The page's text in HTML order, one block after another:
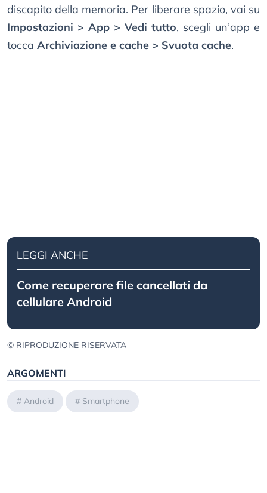
discapito della memoria. Per liberare spazio, vai su
Impostazioni > App > Vedi tutto, scegli un’app e
tocca Archiviazione e cache > Svuota cache.
LEGGI ANCHE
Come recuperare file cancellati da
cellulare Android
© RIPRODUZIONE RISERVATA
ARGOMENTI
# Android # Smartphone